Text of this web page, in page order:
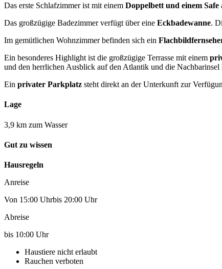
Das erste Schlafzimmer ist mit einem Doppelbett und einem Safe
Das großzügige Badezimmer verfügt über eine Eckbadewanne.
Im gemütlichen Wohnzimmer befinden sich ein
Ein besonderes Highlight ist die großzügige Terrasse mit einem
und den herrlichen Ausblick auf den Atlantik und die Nachbarinsel
Ein privater Parkplatz steht direkt an der Unterkunft zur
Lage
3,9 km zum Wasser
Gut zu wissen
Hausregeln
Anreise
Von 15:00 Uhrbis 20:00 Uhr
Abreise
bis 10:00 Uhr
Haustiere nicht erlaubt
Rauchen verboten